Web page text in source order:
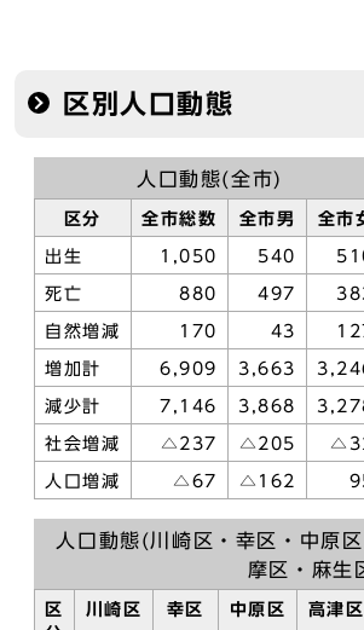
区別人口動態
人口動態(全市)
区分 全市総数 全市男 全市
出生 1,050 540
死亡 880 497
自然増減 170 43
増加計 6,909 3,663
減少計 7,146 3,868
社会増減 △237 △205
人口増減 △67 △162
人口動態(川崎区・幸区・中原
摩区・麻生
区
川崎区 幸区 中原区 高津区